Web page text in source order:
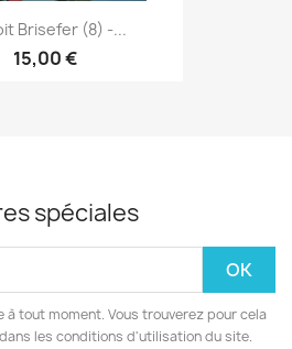
Brisefer (8) -...
15,00 €
spéciales
à tout moment. Vous trouverez pour cela
les conditions d'utilisation du site.